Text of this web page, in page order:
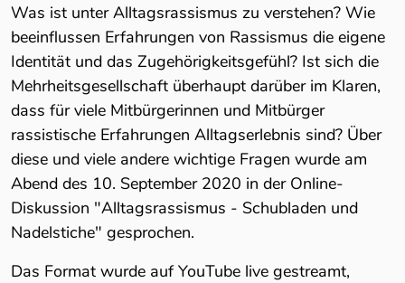
Was ist unter Alltagsrassismus zu verstehen? Wie
beeinflussen Erfahrungen von Rassismus die eigene
Identität und das Zugehörigkeitsgefühl? Ist sich die
Mehrheitsgesellschaft überhaupt darüber im Klaren,
dass für viele Mitbürgerinnen und Mitbürger
rassistische Erfahrungen Alltagserlebnis sind? Über
diese und viele andere wichtige Fragen wurde am
Abend des 10. September 2020 in der Online-
Diskussion "Alltagsrassismus - Schubladen und
Nadelstiche" gesprochen.
Das Format wurde auf YouTube live gestreamt,